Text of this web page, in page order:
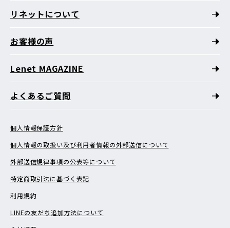
リネットについて
お客様の声
Lenet MAGAZINE
よくあるご質問
個人情報保護方針
個人情報の取扱い及び利用者情報の外部送信について
外部送信規律事項の公表等について
特定商取引法に基づく表記
利用規約
LINEの友だち追加方法について